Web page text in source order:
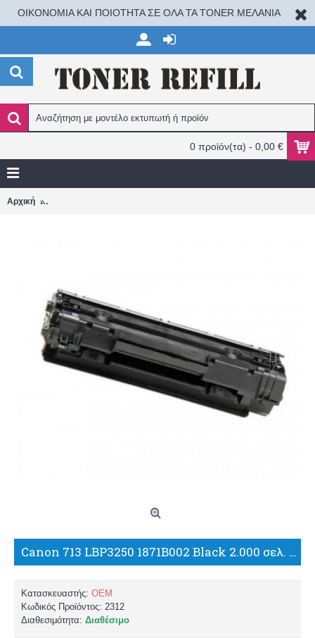
ΟΙΚΟΝΟΜΙΑ ΚΑΙ ΠΟΙΟΤΗΤΑ ΣΕ ΟΛΑ ΤΑ TONER ΜΕΛΑΝΙΑ
0 προϊόν(τα) - 0,00 €
Αρχική
Canon 713 LBP3250 1871B002 Black 2.000 σελ. ΣΥΜΒΑΤΟ TONER/TH
Κατασκευαστής: OEM
Κωδικός Προϊόντος: 2312
Διαθεσιμότητα: Διαθέσιμο